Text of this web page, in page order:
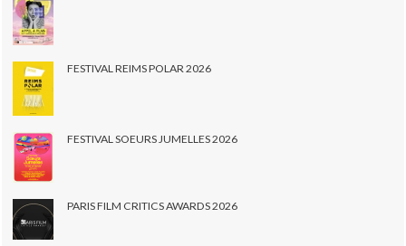
FESTIVAL REIMS POLAR 2026
FESTIVAL SOEURS JUMELLES 2026
PARIS FILM CRITICS AWARDS 2026